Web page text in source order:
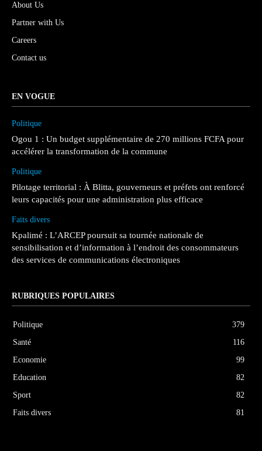
About Us
Partner with Us
Careers
Contact us
EN VOGUE
Politique
Ogou 1 : Un budget supplémentaire de 270 millions FCFA pour
accélérer la transformation de la commune
Politique
Pilotage territorial : À Blitta, gouverneurs et préfets ont renforcé
leurs capacités pour une administration plus efficace
Faits divers
Kpalimé : L’ARCEP poursuit sa tournée nationale de
sensibilisation et d’information à l’endroit des consommateurs
des services de communications électroniques
RUBRIQUES POPULAIRES
Politique
379
Santé
116
Economie
99
Education
82
Sport
82
Faits divers
81